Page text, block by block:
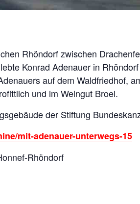
Rhöndorf zwischen
Konrad Adenauer in
auf dem Waldfriedhof,
und im Weingut Broel.
der Stiftung
mit-adenauer-unterwegs-15
Rhöndorf